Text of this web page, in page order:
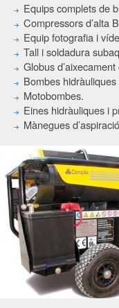
Equips complets de
Compressors d’alta
Equip fotografia i
Tall i soldadura
Globus
Bombes
Motobombes.
Eines hidràuliques i
Mànegues